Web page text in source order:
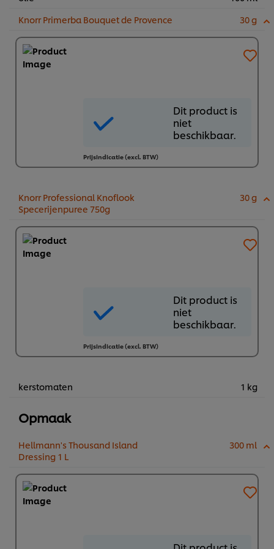
Knorr Primerba Bouquet de Provence
30 g
Dit product is
niet
beschikbaar.
Prijsindicatie (excl. BTW)
Knorr Professional Knoflook
Specerijenpuree 750g
30 g
Dit product is
niet
beschikbaar.
Prijsindicatie (excl. BTW)
kerstomaten 1 kg
Opmaak
Hellmann's Thousand Island
Dressing 1 L
300 ml